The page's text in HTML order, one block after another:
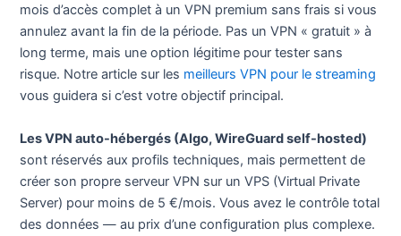
mois d’accès complet à un VPN premium sans frais si vous
annulez avant la fin de la période. Pas un VPN « gratuit » à
long terme, mais une option légitime pour tester sans
risque. Notre article sur les meilleurs VPN pour le streaming
vous guidera si c’est votre objectif principal.
Les VPN auto-hébergés (Algo, WireGuard self-hosted)
sont réservés aux profils techniques, mais permettent de
créer son propre serveur VPN sur un VPS (Virtual Private
Server) pour moins de 5 €/mois. Vous avez le contrôle total
des données — au prix d’une configuration plus complexe.